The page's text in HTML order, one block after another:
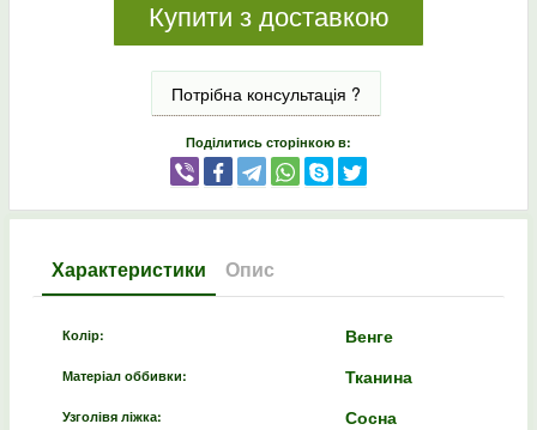
Купити з доставкою
Потрібна консультація ?
Поділитись сторінкою в:
Характеристики Опис
Колір: Венге
Матеріал оббивки: Тканина
Узголівя ліжка: Сосна